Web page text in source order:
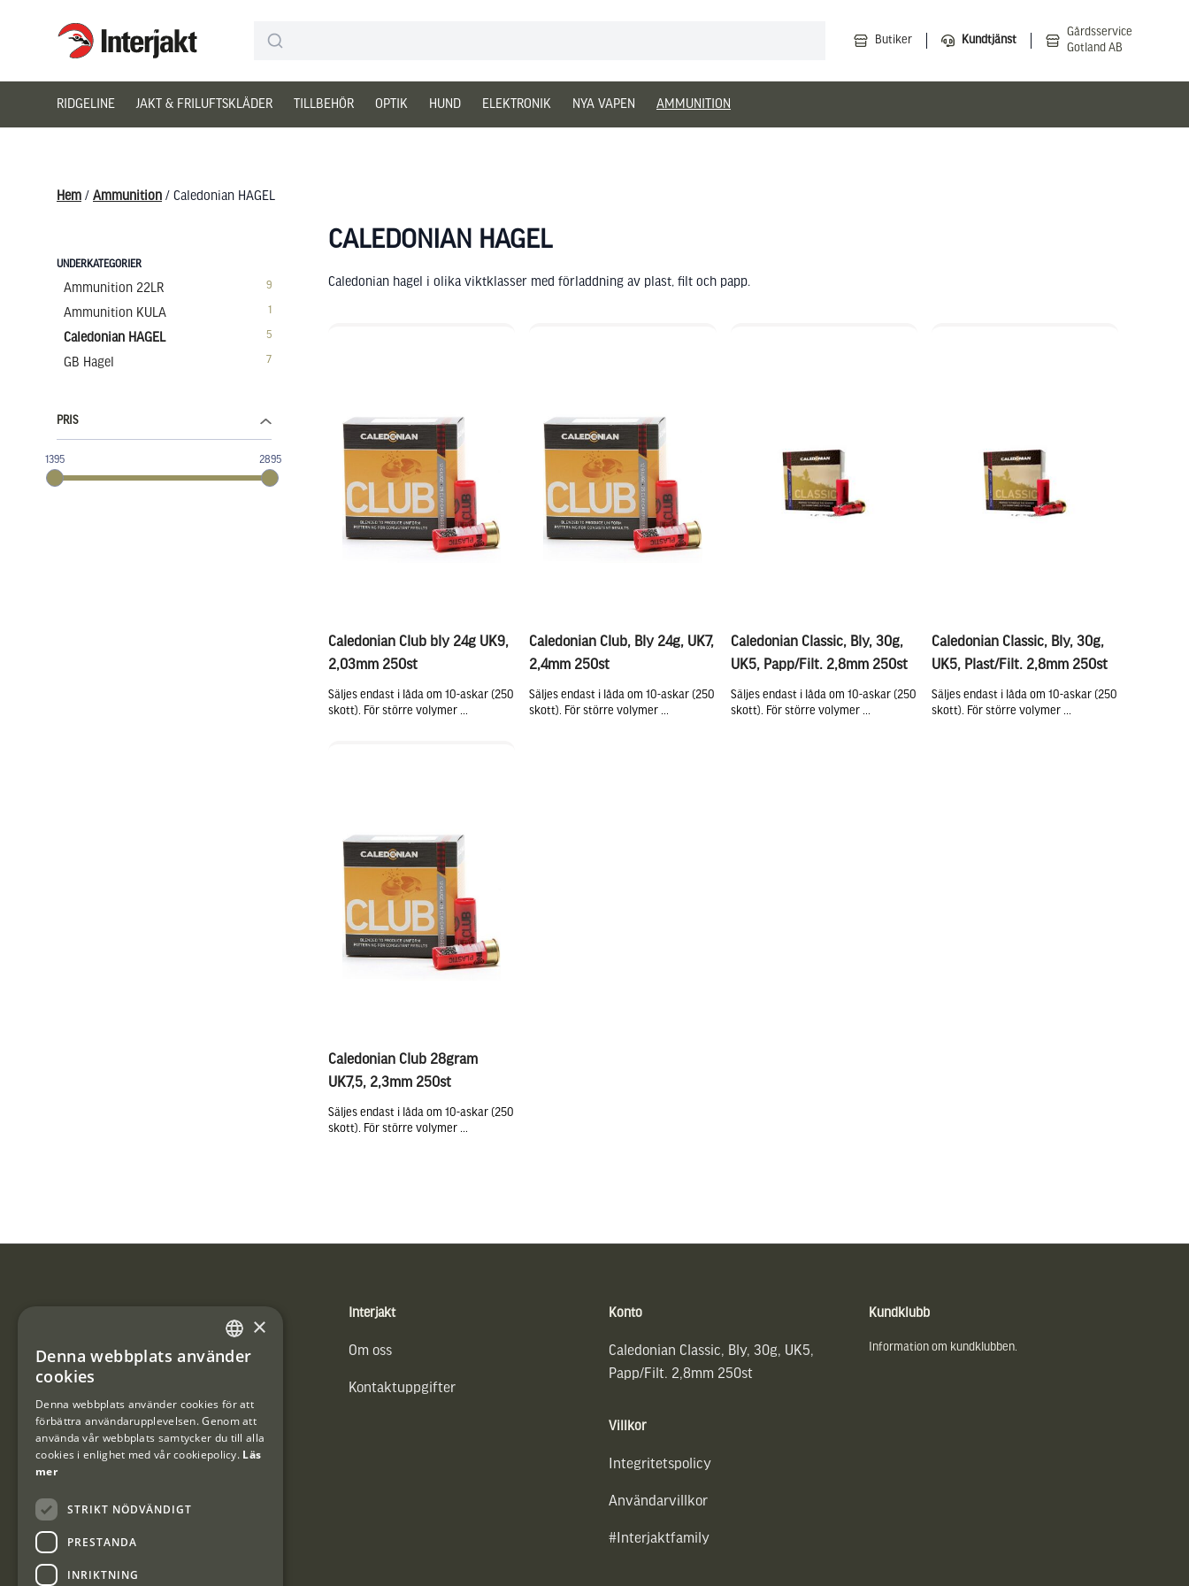
Interjakt SE Butiker Kundtjänst
Gårdsservice
Gotland AB
RIDGELINE JAKT & FRILUFTSKLÄDER TILLBEHÖR OPTIK HUND ELEKTRONIK NYA VAPEN AMMUNITION
Hem / Ammunition / Caledonian HAGEL
UNDERKATEGORIER
Ammunition 22LR 9
Ammunition KULA 1
Caledonian HAGEL 5
GB Hagel 7
PRIS
1395 2895
CALEDONIAN HAGEL
Caledonian hagel i olika viktklasser med förladdning av plast, filt och papp.
Caledonian Club bly 24g UK9,
2,03mm 250st
Säljes endast i låda om 10-askar (250
skott). För större volymer ...
Caledonian Club, Bly 24g, UK7,
2,4mm 250st
Säljes endast i låda om 10-askar (250
skott). För större volymer ...
Caledonian Classic, Bly, 30g,
UK5, Papp/Filt. 2,8mm 250st
Säljes endast i låda om 10-askar (250
skott). För större volymer ...
Caledonian Classic, Bly, 30g,
UK5, Plast/Filt. 2,8mm 250st
Säljes endast i låda om 10-askar (250
skott). För större volymer ...
Caledonian Club 28gram
UK7,5, 2,3mm 250st
Säljes endast i låda om 10-askar (250
skott). För större volymer ...
Vännäs Friluftbyxa
Interjakt
Om oss
Kontaktuppgifter
Konto
Caledonian Classic, Bly, 30g, UK5,
Papp/Filt. 2,8mm 250st
Villkor
Integritetspolicy
Användarvillkor
#Interjaktfamily
Kundklubb
Information om kundklubben.
SWEDISH
×
Denna webbplats använder
cookies
Denna webbplats använder cookies för att
förbättra användarupplevelsen. Genom att
använda vår webbplats samtycker du till alla
cookies i enlighet med vår cookiepolicy. Läs
mer
STRIKT NÖDVÄNDIGT
PRESTANDA
INRIKTNING